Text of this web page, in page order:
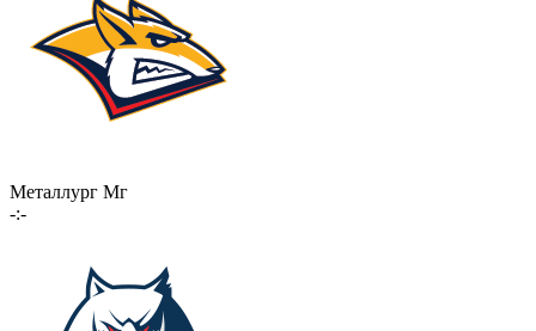
Металлург Мг
-:-